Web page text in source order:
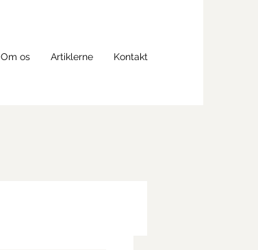
Om os Artiklerne Kontakt